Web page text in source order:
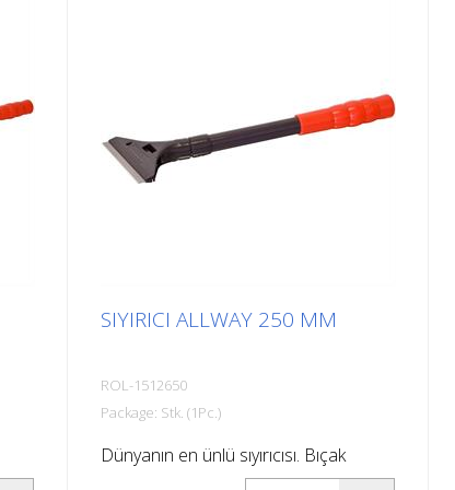
tekneler, kamyonlar, otobüsler.
Montaj talimatlarına uyun!
SIYIRICI ALLWAY 250 MM
ROL-1512650
Package: Stk. (1Pc.)
Dünyanın en ünlü sıyırıcısı. Bıçak
genişliği 100 mm. Bıçağı güvenli bir